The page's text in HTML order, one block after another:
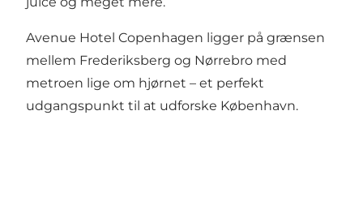
Avenue Hotel Copenhagen ligger på grænsen
mellem Frederiksberg og Nørrebro med
metroen lige om hjørnet – et perfekt
udgangspunkt til at udforske København.